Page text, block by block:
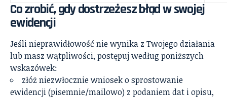
Co zrobić, gdy dostrzeżesz błąd w swojej
ewidencji
Jeśli nieprawidłowość nie wynika z Twojego działania
lub masz wątpliwości, postępuj według poniższych
wskazówek:
złóż niezwłocznie wniosek o sprostowanie
ewidencji (pisemnie/mailowo) z podaniem dat i opisu,